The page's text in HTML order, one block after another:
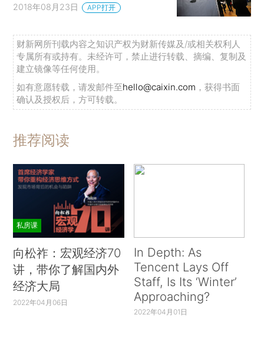
2018年08月23日 APP打开
财新网所刊载内容之知识产权为财新传媒及/或相关权利人
专属所有或持有。未经许可，禁止进行转载、摘编、复制及
建立镜像等任何使用。
如有意愿转载，请发邮件至hello@caixin.com ，获得书面
确认及授权后，方可转载。
推荐阅读
私房课
向松祚：宏观经济70
讲，带你了解国内外
经济大局
2022年04月06日
In Depth: As
Tencent Lays Off
Staff, Is Its ‘Winter’
Approaching?
2022年04月01日